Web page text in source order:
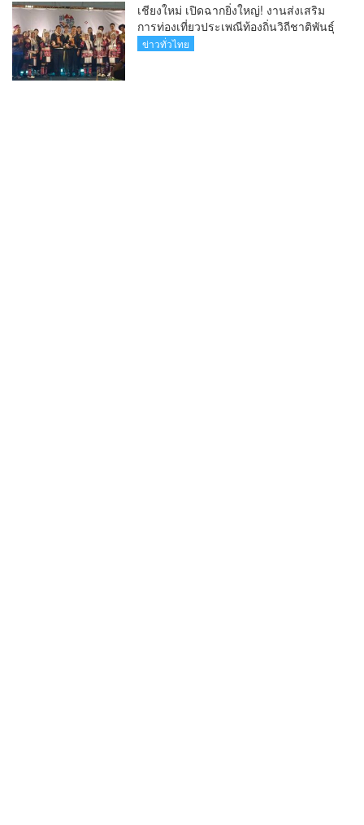
เชียงใหม่ เปิดฉากยิ่งใหญ่! งานส่งเสริม
การท่องเที่ยวประเพณีท้องถิ่นวิถีชาติพันธุ์
ล้านนา(คลิป)
ข่าวทั่วไทย